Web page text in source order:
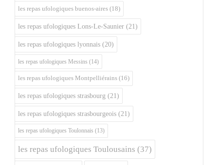
les repas ufologiques buenos-aires (18)
les repas ufologiques Lons-Le-Saunier (21)
les repas ufologiques lyonnais (20)
les repas ufologiques Messins (14)
les repas ufologiques Montpelliérains (16)
les repas ufologiques strasbourg (21)
les repas ufologiques strasbourgeois (21)
les repas ufologiques Toulonnais (13)
les repas ufologiques Toulousains (37)